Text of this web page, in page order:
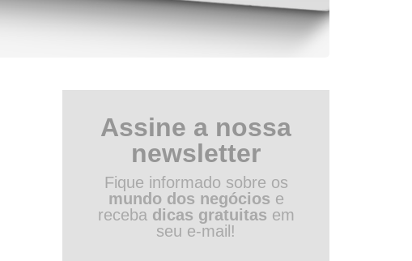
Assine a nossa
newsletter
Fique informado sobre os
mundo dos negócios e
receba dicas gratuitas em
seu e-mail!